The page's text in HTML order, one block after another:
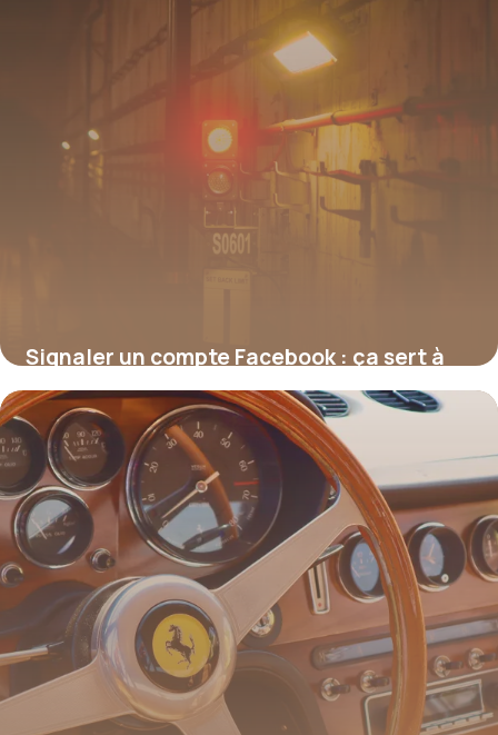
Signaler un compte Facebook : ça sert à
quoi, concrètement ?
17 juillet 2026